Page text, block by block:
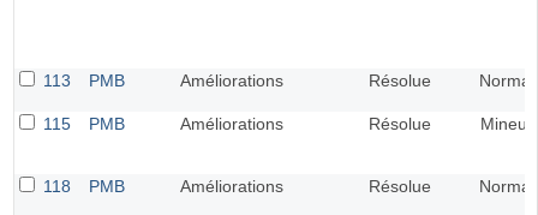
113 PMB Améliorations Résolue Normal
115 PMB Améliorations Résolue Mineur
118 PMB Améliorations Résolue Normal